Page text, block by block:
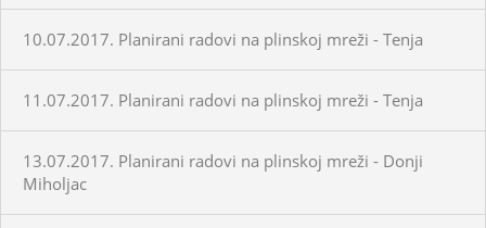
10.07.2017. Planirani radovi na plinskoj mreži - Tenja
11.07.2017. Planirani radovi na plinskoj mreži - Tenja
13.07.2017. Planirani radovi na plinskoj mreži - Donji
Miholjac